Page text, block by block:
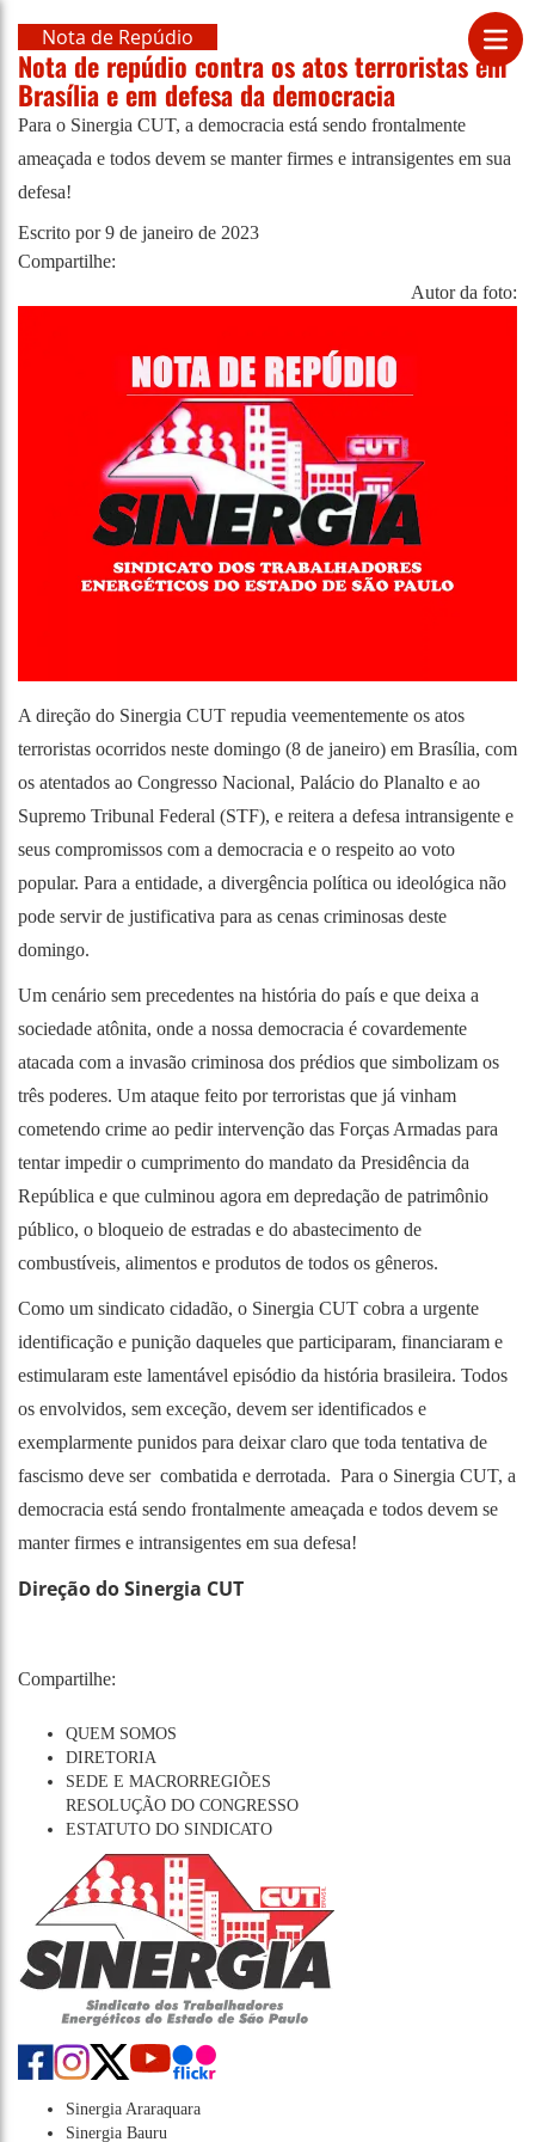
Nota de Repúdio
Nota de repúdio contra os atos terroristas em
Brasília e em defesa da democracia
Para o Sinergia CUT, a democracia está sendo frontalmente
ameaçada e todos devem se manter firmes e intransigentes em sua
defesa!
Escrito por9 de janeiro de 2023
Compartilhe:
Autor da foto:
A direção do Sinergia CUT repudia veementemente os atos
terroristas ocorridos neste domingo (8 de janeiro) em Brasília, com
os atentados ao Congresso Nacional, Palácio do Planalto e ao
Supremo Tribunal Federal (STF), e reitera a defesa intransigente e
seus compromissos com a democracia e o respeito ao voto
popular. Para a entidade, a divergência política ou ideológica não
pode servir de justificativa para as cenas criminosas deste
domingo.
Um cenário sem precedentes na história do país e que deixa a
sociedade atônita, onde a nossa democracia é covardemente
atacada com a invasão criminosa dos prédios que simbolizam os
três poderes. Um ataque feito por terroristas que já vinham
cometendo crime ao pedir intervenção das Forças Armadas para
tentar impedir o cumprimento do mandato da Presidência da
República e que culminou agora em depredação de patrimônio
público, o bloqueio de estradas e do abastecimento de
combustíveis, alimentos e produtos de todos os gêneros.
Como um sindicato cidadão, o Sinergia CUT cobra a urgente
identificação e punição daqueles que participaram, financiaram e
estimularam este lamentável episódio da história brasileira. Todos
os envolvidos, sem exceção, devem ser identificados e
exemplarmente punidos para deixar claro que toda tentativa de
fascismo deve ser combatida e derrotada. Para o Sinergia CUT, a
democracia está sendo frontalmente ameaçada e todos devem se
manter firmes e intransigentes em sua defesa!
Direção do Sinergia CUT
Compartilhe:
QUEM SOMOS
DIRETORIA
SEDE E MACRORREGIÕES
RESOLUÇÃO DO CONGRESSO
ESTATUTO DO SINDICATO
Sinergia Araraquara
Sinergia Bauru